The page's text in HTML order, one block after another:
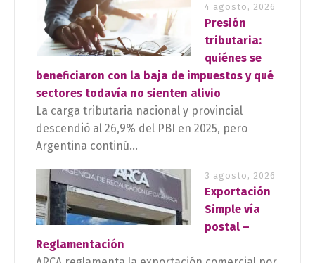
4 agosto, 2026
Presión
tributaria:
quiénes se
beneficiaron con la baja de impuestos y qué
sectores todavía no sienten alivio
La carga tributaria nacional y provincial
descendió al 26,9% del PBI en 2025, pero
Argentina continú...
3 agosto, 2026
Exportación
Simple vía
postal –
Reglamentación